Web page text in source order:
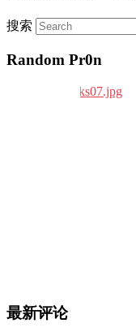
搜索
Random Pr0n
最新评论